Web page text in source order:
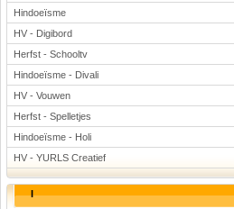
Hindoeïsme
HV - Digibord
Herfst - Schooltv
Hindoeïsme - Divali
HV - Vouwen
Herfst - Spelletjes
Hindoeïsme - Holi
HV - YURLS Creatief
I